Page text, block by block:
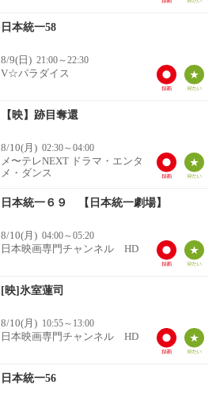
日本統一58
8/9(日) 21:00～22:30
V☆パラダイス
【映】跡目奪還
8/10(月) 02:30～04:00
メ〜テレNEXT ドラマ・エンタ
メ・ダンス
日本統一６９ 【日本統一劇場】
8/10(月) 04:00～05:20
日本映画専門チャンネル HD
[映]氷室蓮司
8/10(月) 10:55～13:00
日本映画専門チャンネル HD
日本統一56